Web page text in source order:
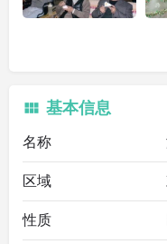
基本信息
名称
区域
性质